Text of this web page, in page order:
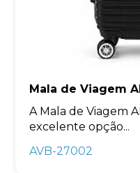
Mala de Viagem
A Mala de Viagem
excelente opção...
AVB-27002